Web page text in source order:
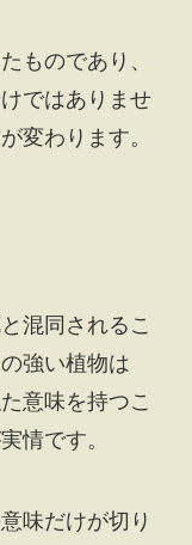
ものであり、
ではありませ
変わります。
混同されるこ
強い植物は
意味を持つこ
情です。
味だけが切り